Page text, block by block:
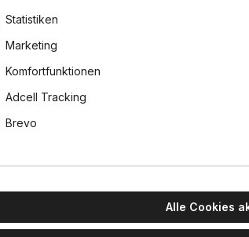
Dunkelgrün
prächtig die moderne Interpretation
Statistiken
Marketing
Komfortfunktionen
Adcell Tracking
Brevo
Alle Cookies